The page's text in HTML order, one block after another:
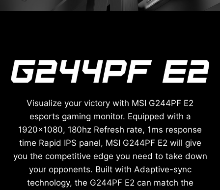
Visualize your victory with MSI G244PF E2
esports gaming monitor. Equipped with a
1920x1080, 180hz Refresh rate, 1ms response
time Rapid IPS panel, MSI G244PF E2 will give
you the competitive edge you need to take down
your opponents. Built with Adaptive-sync
technology, the G244PF E2 can match the